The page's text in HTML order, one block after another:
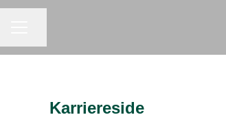
Karriereside